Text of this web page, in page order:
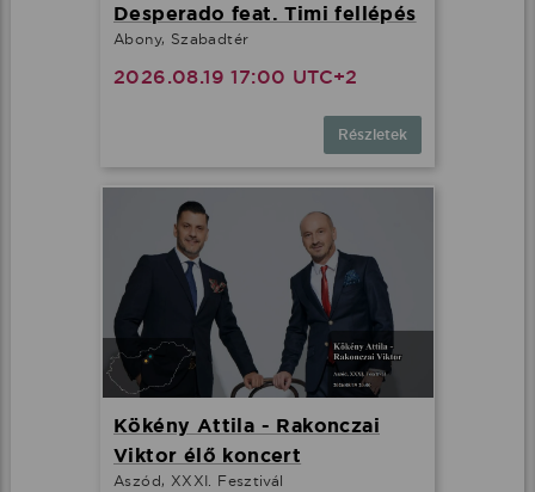
Desperado feat. Timi fellépés
Abony, Szabadtér
2026.08.19 17:00 UTC+2
Részletek
Kökény Attila - Rakonczai
Viktor élő koncert
Aszód, XXXI. Fesztivál